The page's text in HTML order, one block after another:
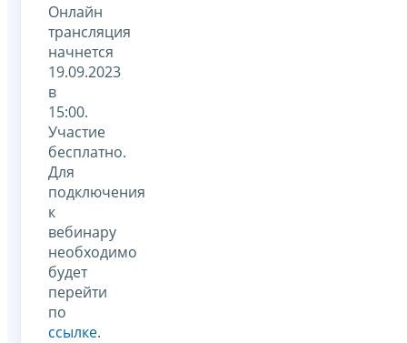
Онлайн
трансляция
начнется
19.09.2023
в
15:00.
Участие
бесплатно.
Для
подключения
к
вебинару
необходимо
будет
перейти
по
ссылке.